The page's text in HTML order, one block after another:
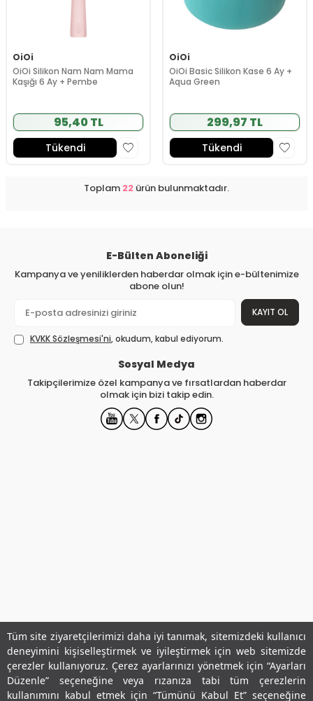
Tüm site ziyaretçilerimizi daha iyi tanımak, sitemizdeki kullanıcı
deneyimini kişiselleştirmek ve iyileştirmek için web sitemizde
çerezler kullanıyoruz. Çerez ayarlarınızı yönetmek için “Ayarları
Düzenle” seçeneğine veya rızanıza tabi tüm çerezlerin
kullanımını kabul etmek için “Tümünü Kabul Et” seçeneğine
OiOi
OiOi Silikon Nam Nam Mama
Kaşığı 6 Ay + Pembe
95,40 TL
Tükendi
OiOi
OiOi Basic Silikon Kase 6 Ay +
Aqua Green
299,97 TL
Tükendi
Toplam 22 ürün bulunmaktadır.
E-Bülten Aboneliği
Kampanya ve yeniliklerden haberdar olmak için e-bültenimize
abone olun!
KAYIT OL
KVKK Sözleşmesi'ni, okudum, kabul ediyorum.
Sosyal Medya
Takipçilerimize özel kampanya ve fırsatlardan haberdar
olmak için bizi takip edin.
Kurumsal
Hesabım